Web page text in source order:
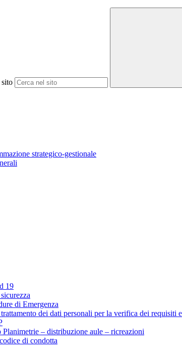
strategico-gestionale
19
di Emergenza
dei dati personali per la verifica dei
Planimetrie – distribuzione aule – ricreazioni
di condotta